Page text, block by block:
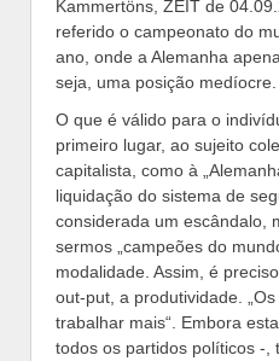
Kammertöns, ZEIT de
referido o campeonato do
ano, onde a Alemanha
seja, uma posição medíocre.
O que é válido para o
primeiro lugar, ao sujeito
capitalista, como à
liquidação do sistema de
considerada um escândalo,
sermos „campeões do
modalidade. Assim, é
out-put, a produtividade.
trabalhar mais“. Embora
todos os partidos políticos -,